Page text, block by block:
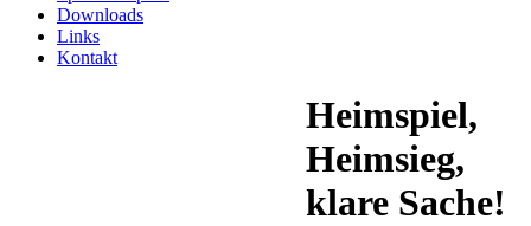
Downloads
Links
Kontakt
Heimspiel,
Heimsieg,
klare Sache!